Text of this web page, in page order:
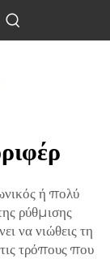
ή πολύ
ρύθμισης
να νιώθεις τη
τρόπους που